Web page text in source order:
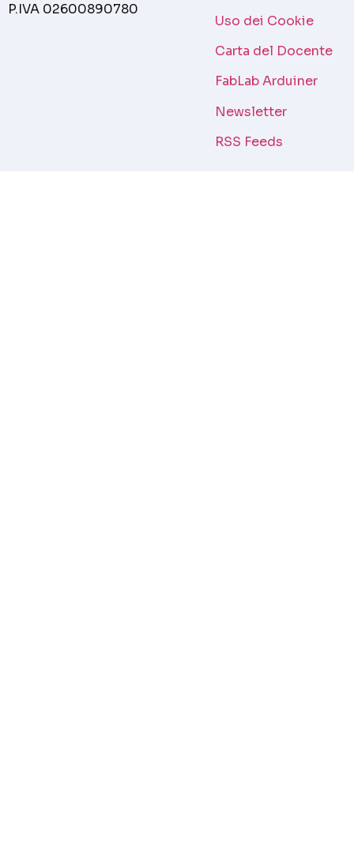
P.IVA 02600890780
Uso dei Cookie
Carta del Docente
FabLab Arduiner
Newsletter
RSS Feeds